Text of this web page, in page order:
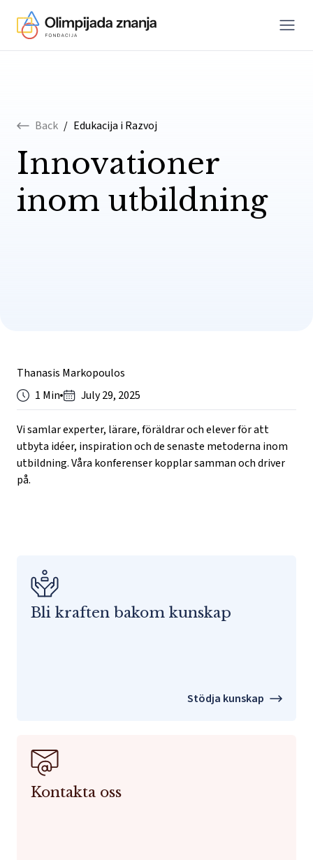
Menu
Back / Edukacija i Razvoj
Innovationer
inom utbildning
Thanasis Markopoulos
1 Min
July 29, 2025
Vi samlar experter, lärare, föräldrar och elever för att
utbyta idéer, inspiration och de senaste metoderna inom
utbildning. Våra konferenser kopplar samman och driver
på.
Bli kraften bakom kunskap
Stödja kunskap
Kontakta oss